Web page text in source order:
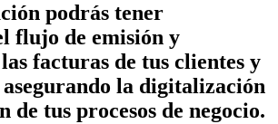
podrás tener
flujo de emisión y
facturas de tus clientes y
la digitalización
de tus procesos de negocio.